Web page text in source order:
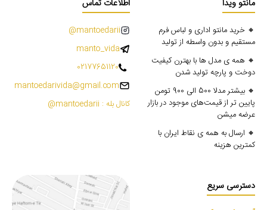
مانتو ویدا
🔸 خرید مانتو اداری و لباس فرم
مستقیم و بدون واسطه از تولید
🔸 همه ی مدل ها با بهترن کیفیت
دوخت و پارچه تولید شدن
🔸 بیشتر مدلا 500 الی 900 تومن
پایین تر از قیمت‌های موجود در بازار
عرضه میشن
🔸 ارسال به همه ی نقاط ایران با
کمترین هزینه
اطلاعات تماس
mantoedarii@
manto_vida
02177651120
mantoedarivida@gmail.com
کانال بله : mantoedarii@
دسترسی سریع